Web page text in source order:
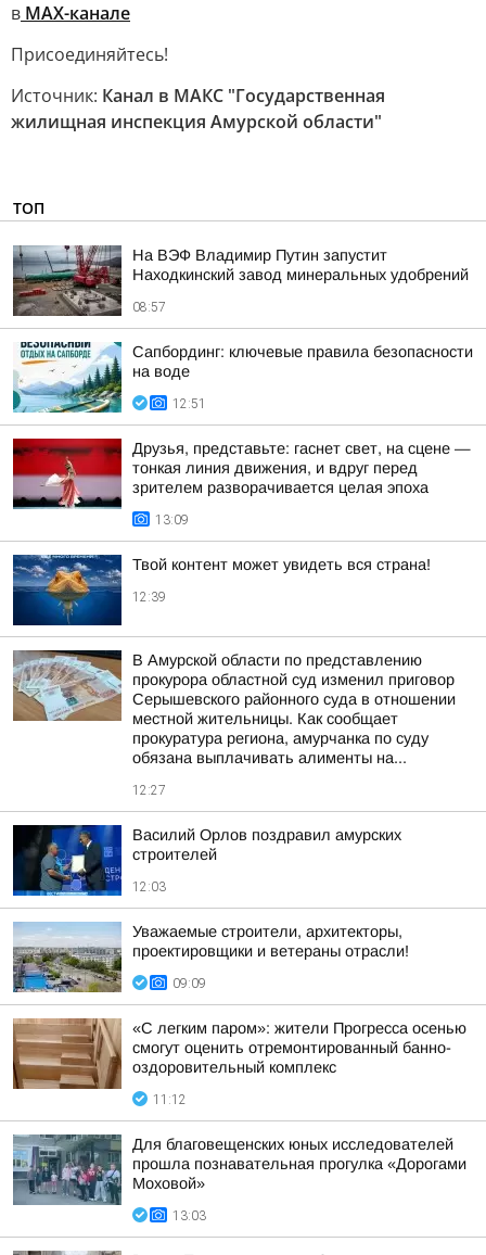
в МАХ-канале
Присоединяйтесь!
Источник: Канал в МАКС "Государственная
жилищная инспекция Амурской области"
ТОП
На ВЭФ Владимир Путин запустит
Находкинский завод минеральных удобрений
08:57
Сапбординг: ключевые правила безопасности
на воде
12:51
Друзья, представьте: гаснет свет, на сцене —
тонкая линия движения, и вдруг перед
зрителем разворачивается целая эпоха
13:09
Твой контент может увидеть вся страна!
12:39
В Амурской области по представлению
прокурора областной суд изменил приговор
Серышевского районного суда в отношении
местной жительницы. Как сообщает
прокуратура региона, амурчанка по суду
обязана выплачивать алименты на...
12:27
Василий Орлов поздравил амурских
строителей
12:03
Уважаемые строители, архитекторы,
проектировщики и ветераны отрасли!
09:09
«С легким паром»: жители Прогресса осенью
смогут оценить отремонтированный банно-
оздоровительный комплекс
11:12
Для благовещенских юных исследователей
прошла познавательная прогулка «Дорогами
Моховой»
13:03